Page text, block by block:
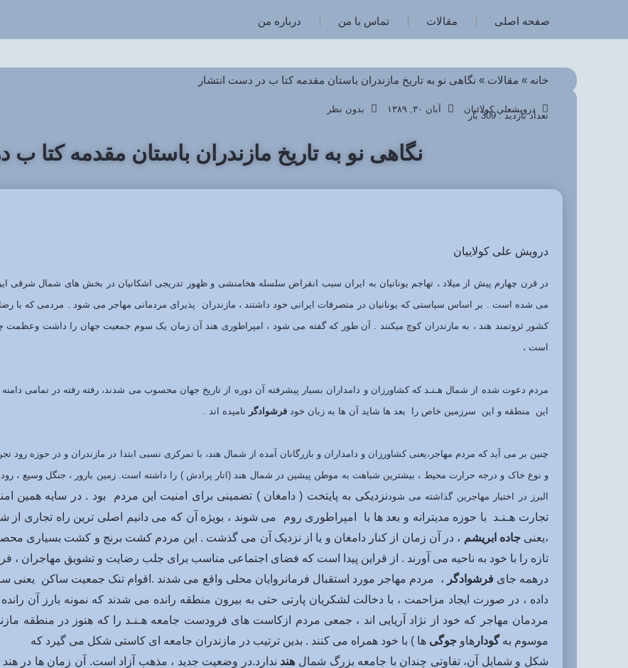
صفحه اصلی مقالات تماس با من درباره من
خانه » مقالات » نگاهی نو به تاریخ مازندران باستان مقدمه کتا ب در دست انتشار
درویشعلی کولائیان آبان ۳۰, ۱۳۸۹ بدون نظر
تعداد بازدید : 309 بار
نگاهی نو به تاریخ مازندران باستان مقدمه کتا ب
درویش علی کولاییان
در قرن چهارم پیش از میلاد ، تهاجم یونانیان به ایران سبب انقراض سلسله هخامنشی و ظهور تدریجی اشکانیان در بخش های شمال شرقی
می شده است . بر اساس سیاستی که یونانیان در متصرفات ایرانی خود داشتند ، مازندران پذیرای مردمانی مهاجر می شود . مردمی که با
کشور ثروتمند هند ، به مازندران کوچ میکنند . آن طور که گفته می شود ، امپراطوری هند آن زمان یک سوم جمعیت جهان را داشت وعظمت
است .
مردم دعوت شده از شمال هـنـد که کشاورزان و دامداران بسیار پیشرفته آن دوره از تاریخ جهان محسوب می شدند، رفته رفته در تمامی
این منطقه و این سرزمین خاص را بعد ها شاید آن ها به زبان خود فرشوادگر نامیده اند .
چنین بر می آید که مردم مهاجر،یعنی کشاورزان و دامداران و بازرگانان آمده از شمال هند، با تمرکزی نسبی ابتدا در مازندران و در حوزه
و نوع خاک و درجه حرارت محیط ، بیشترین شباهت به موطن پیشین در شمال هند (اتار پرادش ) را داشته است. زمین بارور ، جنگل وسیع ،
البرز در اختیار مهاجرین گذاشته می شود نزدیکی به پایتخت ( دامغان ) تضمینی برای امنیت این مردم بود . در سایه همین
تجارت هـنـد با حوزه مدیترانه و بعد ها با امپراطوری روم می شوند ، بویژه آن که می دانیم اصلی ترین راه
،یعنیجاده ابریشم ، در آن زمان از کنار دامغان و یا از نزدیک آن می گذشت . این مردم کشت برنج و کشت بسیاری
تازه را با خود به ناحیه می آورند . از قراین پیدا است که فضای اجتماعی مناسب برای جلب رضایت و تشویق مهاجران ،
درهمه جای فرشوادگر ، مردم مهاجر مورد استقبال فرمانروایان محلی واقع می شدند .اقوام تنک جمعیت ساکن یعنی
داده ، در صورت ایجاد مزاحمت ، با دخالت لشکریان پارتی حتی به بیرون منطقه رانده می شدند که نمونه بارز آن
مردمان مهاجر که خود از نژاد آریایی اند ، جمعی مردم ازکاست های فرودست جامعه هـنـد را که هنوز در منطقه
موسوم بهگودار هاو جوگی ها ) با خود همراه می کنند . بدین ترتیب در مازندران جامعه ای کاستی شکل می گیرد که
شکل و شمایل آن، تفاوتی چندان با جامعه بزرگ شمال هند ندارد.در وضعیت جدید ، مذهب آزاد است. آن زمان ها در